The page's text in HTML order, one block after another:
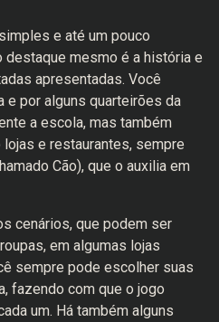
e até um pouco
destaque mesmo é a história e
apresentadas. Você
e por alguns quarteirões da
a escola, mas também
e restaurantes, sempre
Cão), que o auxilia em
cenários, que podem ser
em algumas lojas
sempre pode escolher suas
fazendo com que o jogo
um. Há também alguns